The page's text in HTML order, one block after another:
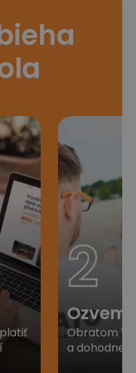
2
Obratom
a